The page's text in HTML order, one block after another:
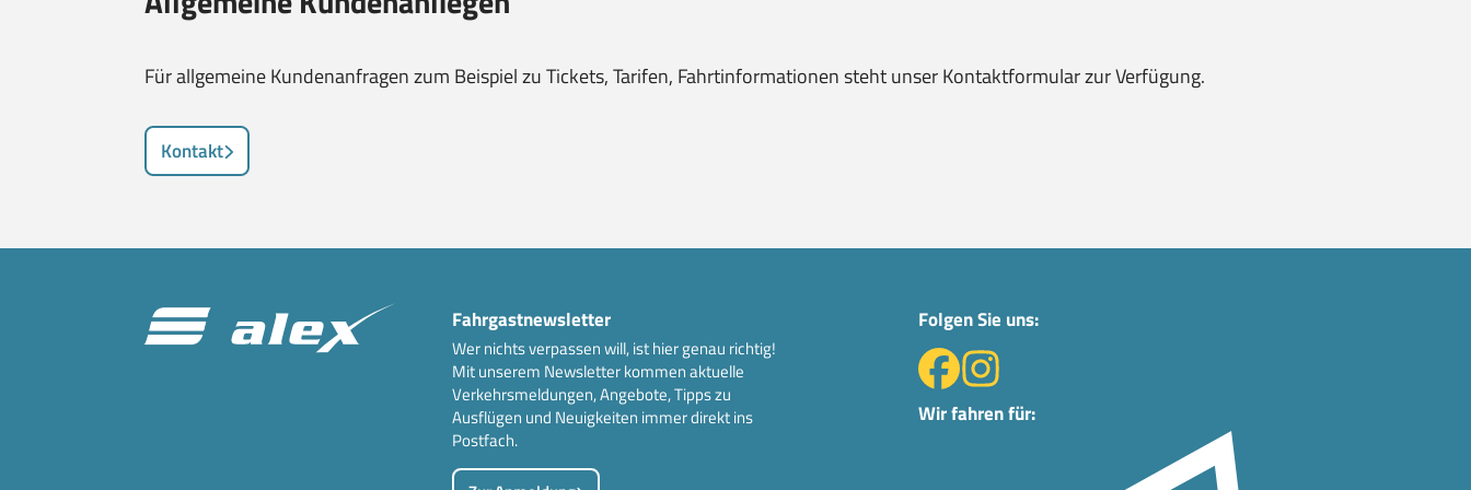
Für allgemeine Kundenanfragen zum Beispiel zu Tickets, Tarifen, Fahrtinformationen steht unser Kontaktformular zur Verfügung.
Kontakt
Fahrgastnewsletter
Wer nichts verpassen will, ist hier genau richtig!
Mit unserem Newsletter kommen aktuelle
Verkehrsmeldungen, Angebote, Tipps zu
Ausflügen und Neuigkeiten immer direkt ins
Postfach.
Folgen Sie uns:
Wir fahren für: